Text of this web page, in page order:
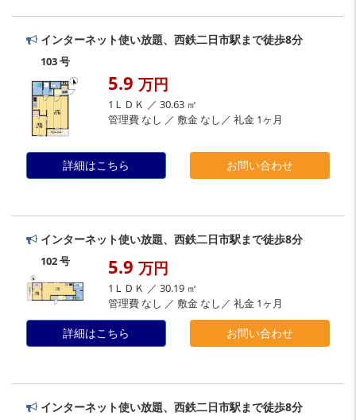
インターネット使い放題、西鉄二日市駅まで徒歩8分
103 号
5.9 万円
1ＬＤＫ ／ 30.63 ㎡
管理費 なし ／ 敷金 なし／ 礼金 1ヶ月
詳細はこちら お問い合わせ
インターネット使い放題、西鉄二日市駅まで徒歩8分
102 号 5.9 万円
1ＬＤＫ ／ 30.19 ㎡
管理費 なし ／ 敷金 なし／ 礼金 1ヶ月
詳細はこちら お問い合わせ
インターネット使い放題、西鉄二日市駅まで徒歩8分